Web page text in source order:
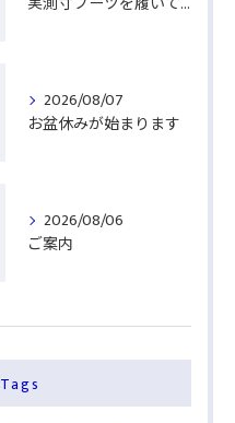
2026/08/07
お盆休みが始まります
2026/08/06
ご案内
Tags